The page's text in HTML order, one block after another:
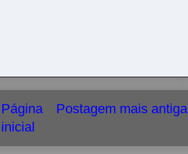
Postagem mais antiga
Página
inicial